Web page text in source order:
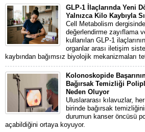
GLP-1 İlaçlarında Yeni
Yalnızca Kilo Kaybıyla
Cell Metabolism dergisinde
değerlendirme zayıflama
kullanılan GLP-1
organlar arası iletişim
kaybından bağımsız biyolojik mekanizmaları
Kolonoskopide
Bağırsak Temizliği
Neden Oluyor
Uluslararası kılavuzlar,
birinde bağırsak
durumun kanser öncüsü
açabildiğini ortaya koyuyor.